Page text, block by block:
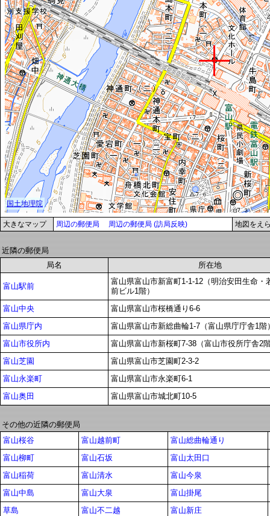
大きなマップ 周辺の郵便局 周辺の郵便局 (訪局反映) 地図をえ
近隣の郵便局
局名
所在地
富山駅前
富山県富山市新富町1-1-12（明治安田生命・
前ビル1階）
富山中央
富山県富山市桜橋通り6-6
富山県庁内
富山県富山市新総曲輪1-7（富山県庁庁舎1階
富山市役所内
富山県富山市新桜町7-38（富山市役所庁舎2
富山芝園
富山県富山市芝園町2-3-2
富山永楽町
富山県富山市永楽町6-1
富山奥田
富山県富山市城北町10-5
その他の近隣の郵便局
富山桜谷
富山越前町
富山総曲輪通り
富山柳町
富山石坂
富山太田口
富山稲荷
富山清水
富山今泉
富山中島
富山大泉
富山掛尾
草島
富山不二越
富山新庄